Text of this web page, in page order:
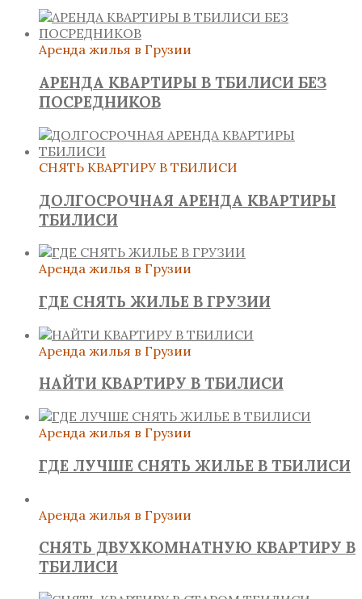
Аренда жилья в Грузии
АРЕНДА КВАРТИРЫ В ТБИЛИСИ БЕЗ
ПОСРЕДНИКОВ
СНЯТЬ КВАРТИРУ В ТБИЛИСИ
ДОЛГОСРОЧНАЯ АРЕНДА КВАРТИРЫ
ТБИЛИСИ
Аренда жилья в Грузии
ГДЕ СНЯТЬ ЖИЛЬЕ В ГРУЗИИ
Аренда жилья в Грузии
НАЙТИ КВАРТИРУ В ТБИЛИСИ
Аренда жилья в Грузии
ГДЕ ЛУЧШЕ СНЯТЬ ЖИЛЬЕ В ТБИЛИСИ
Аренда жилья в Грузии
СНЯТЬ ДВУХКОМНАТНУЮ КВАРТИРУ В
ТБИЛИСИ